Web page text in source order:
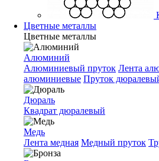
Цветные металлы
Цветные металлы
Алюминий
Алюминиевый пруток Лента
алюминиевые Пруток
Дюраль
Квадрат дюралевый
Медь
Лента медная Медный пруток